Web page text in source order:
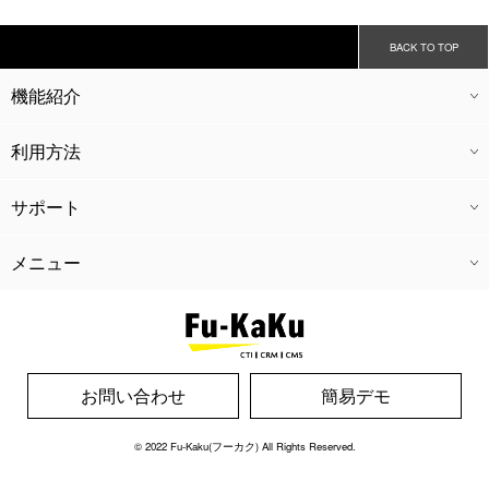
BACK TO TOP
機能紹介
CTI
CRM
CMS
会員機能
外部連携
経理機能
キャストアプリ
ドライバーアプリ
グループ管理
利用方法
サポート
メニュー
お問い合わせ 簡易デモ
© 2022 Fu-Kaku(フーカク)All Rights Reserved.